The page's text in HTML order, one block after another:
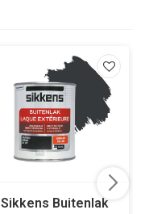
Sikkens Buitenlak